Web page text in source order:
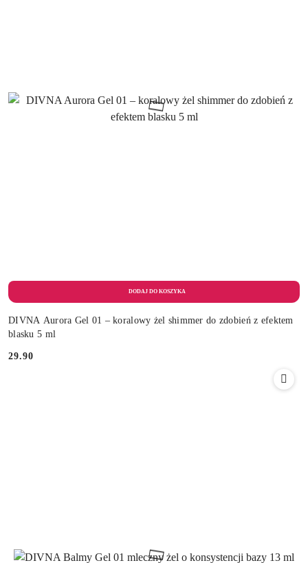
DIVNA Aurora Gel 01 – koralowy żel shimmer do zdobień z efektem
blasku 5 ml
Cena:
29.90